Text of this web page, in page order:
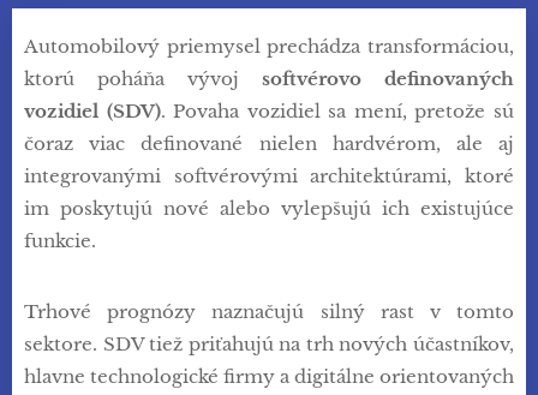
Automobilový priemysel prechádza transformáciou,
ktorú poháňa vývoj softvérovo definovaných
vozidiel (SDV). Povaha vozidiel sa mení, pretože sú
čoraz viac definované nielen hardvérom, ale aj
integrovanými softvérovými architektúrami, ktoré
im poskytujú nové alebo vylepšujú ich existujúce
funkcie.
Trhové prognózy naznačujú silný rast v tomto
sektore. SDV tiež priťahujú na trh nových účastníkov,
hlavne technologické firmy a digitálne orientovaných